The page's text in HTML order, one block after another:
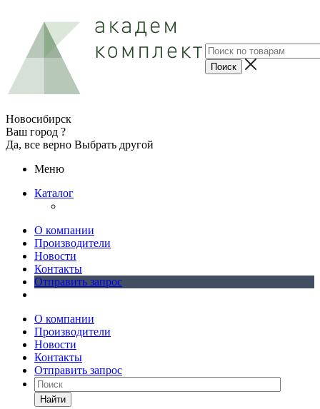
Новосибирск
Ваш город ?
Да, все верно Выбрать другой
Меню
Каталог
О компании
Производители
Новости
Контакты
Отправить запрос
О компании
Производители
Новости
Контакты
Отправить запрос
Найти